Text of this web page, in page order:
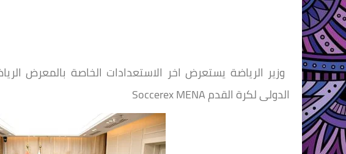
الدولى لكرة القدم Soccerex MENA